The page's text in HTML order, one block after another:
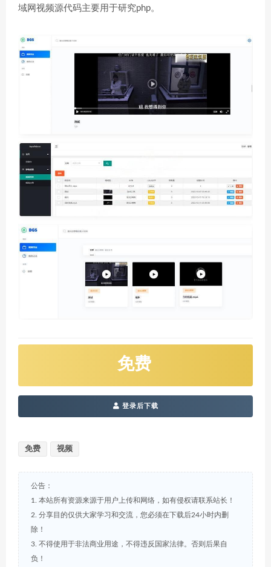
域网视频源代码主要用于研究php。
免费
登录后下载
免费 视频
公告：
1. 本站所有资源来源于用户上传和网络，如有侵权请联系站长！
2. 分享目的仅供大家学习和交流，您必须在下载后24小时内删
除！
3. 不得使用于非法商业用途，不得违反国家法律。否则后果自
负！